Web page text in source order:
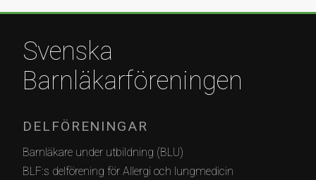
Svenska
Barnläkarföreningen
DELFÖRENINGAR
Barnläkare under utbildning (BLU)
BLF:s delförening för Allergi och lungmedicin